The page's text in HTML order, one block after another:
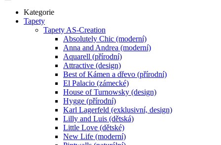
Kategorie
Tapety
Tapety AS-Creation
Absolutely Chic (moderní)
Anna and Andrea (moderní)
Aquarell (přírodní)
Attractive (design)
Best of Kámen a dřevo (přírodní)
El Palacio (zámecké)
House of Turnowsky (design)
Hygge (přírodní)
Karl Lagerfeld (exklusivní, design)
Lilly and Luis (dětská)
Little Love (dětské)
New Life (moderní)